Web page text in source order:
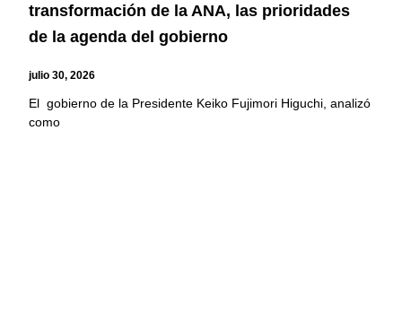
transformación de la ANA, las prioridades
de la agenda del gobierno
julio 30, 2026
El gobierno de la Presidente Keiko Fujimori Higuchi, analizó
como